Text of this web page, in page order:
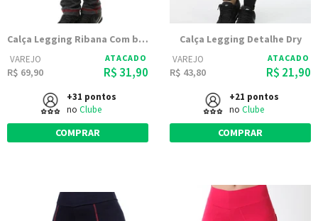
Calça Legging Ribana Com bolso 9883
VAREJO
R$ 69,90
ATACADO
R$ 31,90
+31 pontos
no Clube
COMPRAR
Calça Legging Detalhe Dry
VAREJO
R$ 43,80
ATACADO
R$ 21,90
+21 pontos
no Clube
COMPRAR